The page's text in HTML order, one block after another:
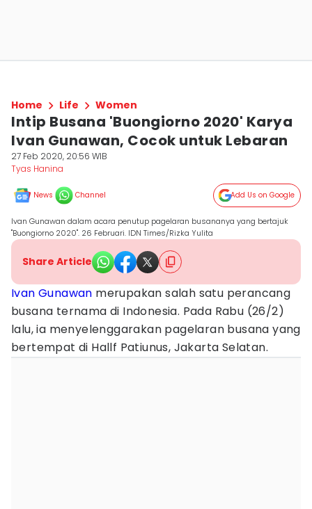
Home Life Women
Intip Busana 'Buongiorno 2020' Karya
Ivan Gunawan, Cocok untuk Lebaran
27 Feb 2020, 20:56 WIB
Tyas Hanina
News Channel Add Us on Google
Ivan Gunawan dalam acara penutup pagelaran busananya yang bertajuk
"Buongiorno 2020". 26 Februari. IDN Times/Rizka Yulita
Share Article
Ivan Gunawan merupakan salah satu perancang
busana ternama di Indonesia. Pada Rabu (26/2)
lalu, ia menyelenggarakan pagelaran busana yang
bertempat di Hallf Patiunus, Jakarta Selatan.